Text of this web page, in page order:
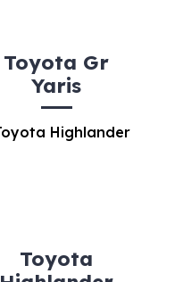
Toyota Gr
Yaris
Toyota